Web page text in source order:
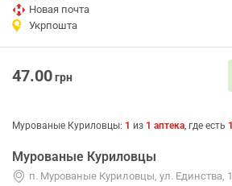
Новая почта
Укрпошта
47.00грн
Мурованые Куриловцы: 1 из 1 аптека, где есть 1
Мурованые Куриловцы
п. Мурованые Куриловцы, ул. Единства, 1